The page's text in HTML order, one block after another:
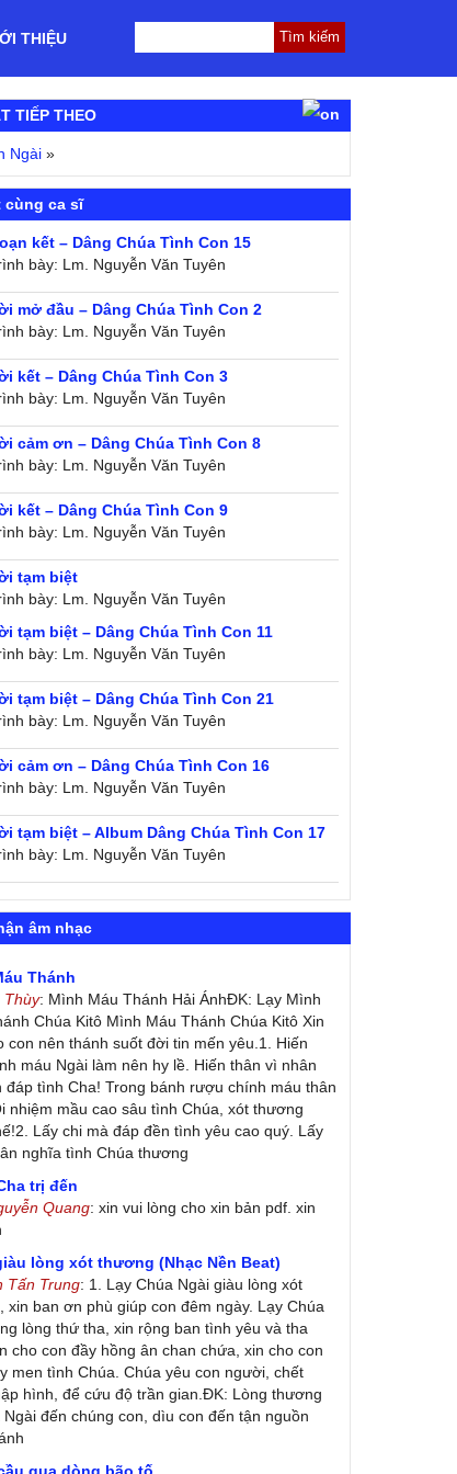
THIỆU
TIẾP THEO
Ngài »
cùng ca sĩ
kết – Dâng Chúa Tình Con 15
bày: Lm. Nguyễn Văn Tuyên
mở đầu – Dâng Chúa Tình Con 2
bày: Lm. Nguyễn Văn Tuyên
kết – Dâng Chúa Tình Con 3
bày: Lm. Nguyễn Văn Tuyên
cảm ơn – Dâng Chúa Tình Con 8
bày: Lm. Nguyễn Văn Tuyên
kết – Dâng Chúa Tình Con 9
bày: Lm. Nguyễn Văn Tuyên
tạm biệt
bày: Lm. Nguyễn Văn Tuyên
tạm biệt – Dâng Chúa Tình Con 11
bày: Lm. Nguyễn Văn Tuyên
tạm biệt – Dâng Chúa Tình Con 21
bày: Lm. Nguyễn Văn Tuyên
cảm ơn – Dâng Chúa Tình Con 16
bày: Lm. Nguyễn Văn Tuyên
tạm biệt – Album Dâng Chúa Tình Con 17
bày: Lm. Nguyễn Văn Tuyên
âm nhạc
Thánh
Thùy: Mình Máu Thánh Hải ÁnhĐK: Lạy Mình
Chúa Kitô Mình Máu Thánh Chúa Kitô Xin
con nên thánh suốt đời tin mến yêu.1. Hiến
máu Ngài làm nên hy lề. Hiến thân vì nhân
đáp tình Cha! Trong bánh rượu chính máu thân
nhiệm mầu cao sâu tình Chúa, xót thương
Lấy chi mà đáp đền tình yêu cao quý. Lấy
nghĩa tình Chúa thương
trị đến
Quang: xin vui lòng cho xin bản pdf. xin
lòng xót thương (Nhạc Nền Beat)
Tấn Trung: 1. Lạy Chúa Ngài giàu lòng xót
xin ban ơn phù giúp con đêm ngày. Lạy Chúa
lòng thứ tha, xin rộng ban tình yêu và tha
cho con đầy hồng ân chan chứa, xin cho con
men tình Chúa. Chúa yêu con người, chết
hình, để cứu độ trần gian.ĐK: Lòng thương
Ngài đến chúng con, dìu con đến tận nguồn